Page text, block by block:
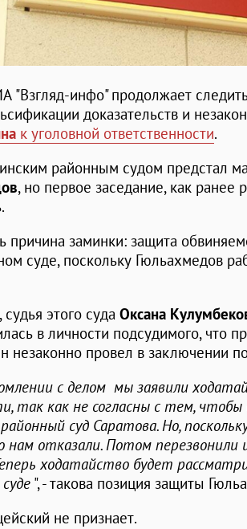
"Взгляд-инфо" продолжает
доказательств и
к уголовной ответственности.
районным судом предстал
, но первое заседание, как ранее
причина заминки: защита
суде, поскольку Гюльахмедов
этого суда Оксана
в личности подсудимого, что
незаконно провел в заключении
с делом мы заявили
так как не согласны с тем,
суд Саратова. Но,
нам отказали. Потом перезвонили
ходатайство будет
", - такова позиция защиты
не признает.